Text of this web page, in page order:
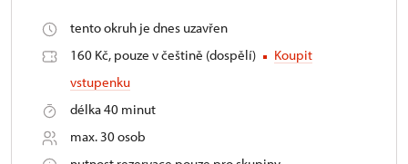
tento okruh je dnes uzavřen
160 Kč, pouze v češtině (dospělí)
Koupit
vstupenku
délka 40 minut
max. 30 osob